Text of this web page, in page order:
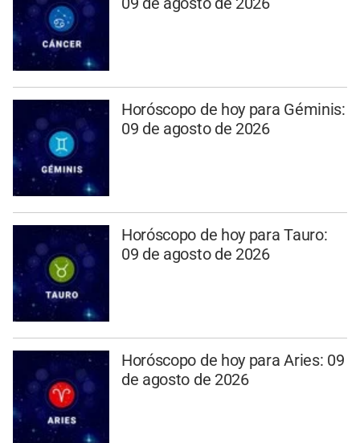
Horóscopo de hoy para Géminis:
09 de agosto de 2026
Horóscopo de hoy para Tauro:
09 de agosto de 2026
Horóscopo de hoy para Aries: 09
de agosto de 2026